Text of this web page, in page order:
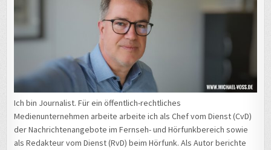
Ich bin Journalist. Für ein öffentlich-rechtliches
Medienunternehmen arbeite arbeite ich als Chef vom Dienst (CvD)
der Nachrichtenangebote im Fernseh- und Hörfunkbereich sowie
als Redakteur vom Dienst (RvD) beim Hörfunk. Als Autor berichte